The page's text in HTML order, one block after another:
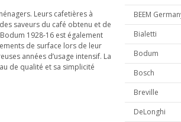
Leurs cafetières à
saveurs du café obtenu et de
1928-16 est également
de surface lors de leur
années d’usage intensif. La
de qualité et sa simplicité
BEEM
Bialetti
Bodum
Bosch
Breville
DeLonghi